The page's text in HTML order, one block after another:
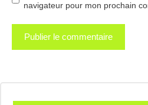
navigateur pour mon prochain